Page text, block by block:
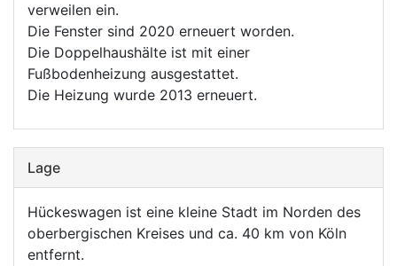
verweilen ein.
Die Fenster sind 2020 erneuert worden.
Die Doppelhaushälte ist mit einer
Fußbodenheizung ausgestattet.
Die Heizung wurde 2013 erneuert.
Lage
Hückeswagen ist eine kleine Stadt im Norden des
oberbergischen Kreises und ca. 40 km von Köln
entfernt.